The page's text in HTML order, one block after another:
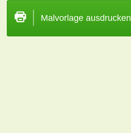
Malvorlage ausdrucken